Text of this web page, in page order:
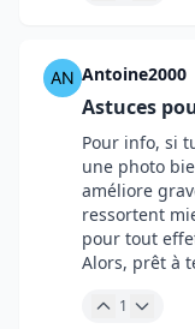
Antoine2000
Astuces
Pour info, si
une photo
améliore
ressortent
pour tout
Alors, prêt à
1